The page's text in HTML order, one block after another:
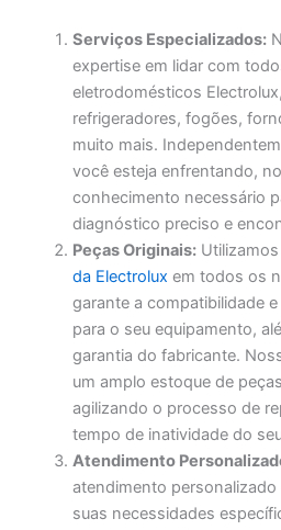
Serviços Especializados:
expertise em lidar com
eletrodomésticos
refrigeradores, fogões,
muito mais.
você esteja enfrentando,
conhecimento necessário
diagnóstico preciso e
Peças Originais:
da Electrolux em todos os
garante a compatibilidade
para o seu equipamento,
garantia do fabricante.
um amplo estoque de
agilizando o processo de
tempo de inatividade do
Atendimento
atendimento
suas necessidades